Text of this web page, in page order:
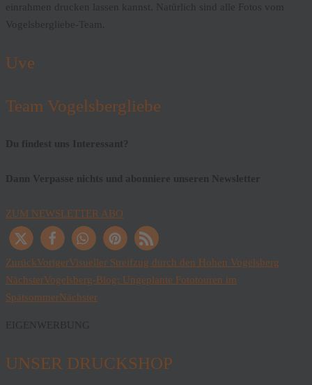
einrahmen drucken lassen kannst. Natürlich sind alle Fotos vom
Vogelsbergliebe-Team.
Uve
Team Vogelsbergliebe
Du findest uns Interessant?
Dann Verpasse nichts und abonniere unseren Newsletter
ZUM NEWSLETTER ABO
ZurückVorigerVisueller Streifzug durch den Hohen Vogelsberg
NächsterVogelsberg-Blog: Ungeplante Fototouren im
SpätsommerNächster
EIGENWERBUNG
UNSER DRUCKSHOP